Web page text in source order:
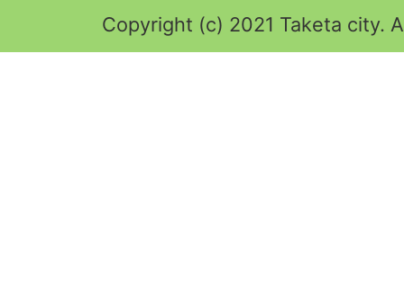
Copyright (c) 2021 Taketa city.